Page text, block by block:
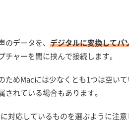
データを、 デジタルに変換してパ
ャーを間に挟んで接続します。
ためMacには少なくとも1つは空い
れている場合もあります。
対応しているものを選ぶように注